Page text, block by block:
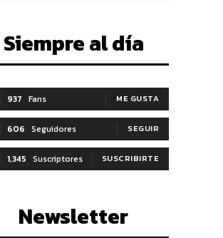
Siempre al día
937 Fans ME GUSTA
606 Seguidores SEGUIR
1,345 Suscriptores SUSCRIBIRTE
Newsletter